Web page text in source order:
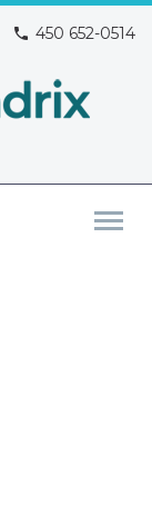
450 652-0514